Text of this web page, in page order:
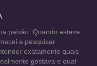
paixão. Quando estava
a pesquisar
exatamente quais
gostava e qual